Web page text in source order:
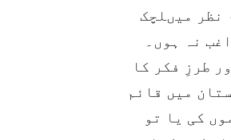
نظر میںلچک
نہ ہوں۔
طرزِ فکر کا
میں قائم
کی یا تو